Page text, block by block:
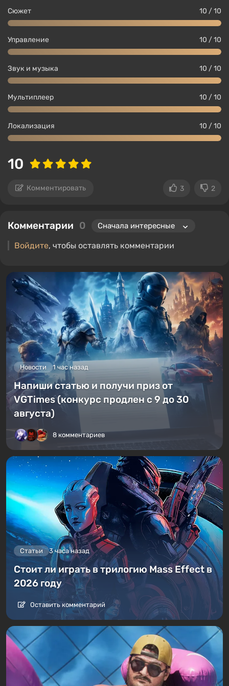
Сюжет 10 / 10
Управление 10 / 10
Звук и музыка 10 / 10
Мультиплеер 10 / 10
Локализация 10 / 10
10
Комментировать 3 2
Комментарии 0
Войдите, чтобы оставлять комментарии
Новости 1 час назад
Напиши статью и получи приз от
VGTimes (конкурс продлен с 9 до 30
августа)
8 комментариев
Статьи 3 часа назад
Стоит ли играть в трилогию Mass Effect в
2026 году
Оставить комментарий